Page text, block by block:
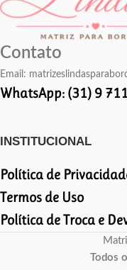
Contato
Email:
WhatsApp: (31) 9
INSTITUCIONAL
Política de
Termos de Uso
Política de Troca e
Todos